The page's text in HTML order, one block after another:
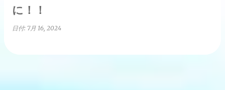
に！！
日付: 7月 16, 2024